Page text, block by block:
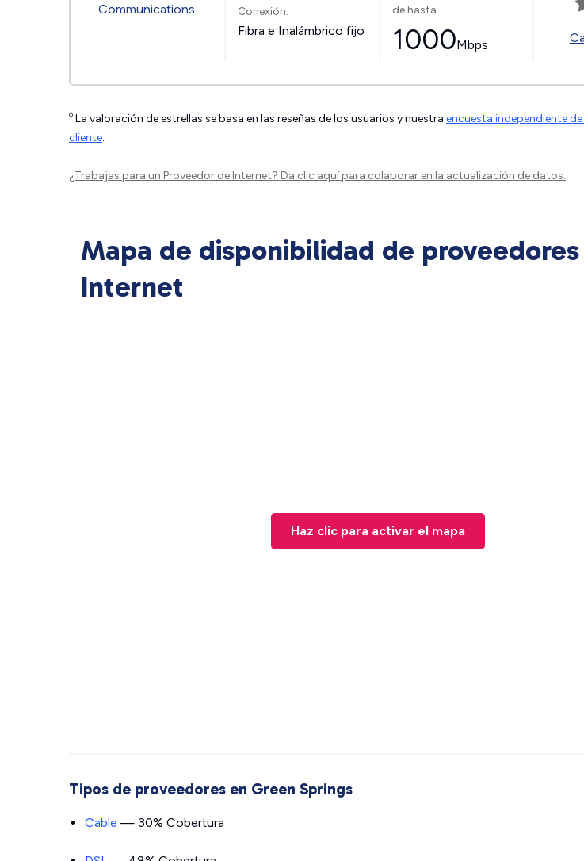
Conexión:
Fibra e Inalámbrico fijo
de hasta
1000Mbps
◊ La valoración de estrellas se basa en las reseñas de los usuarios y nuestra encuesta independiente
cliente.
¿Trabajas para un Proveedor de Internet? Da clic aquípara colaborar en la actualización de datos.
Mapa de disponibilidad de
Internet
Haz clic para activar el mapa
Tipos de proveedores en Green Springs
Cable — 30% Cobertura